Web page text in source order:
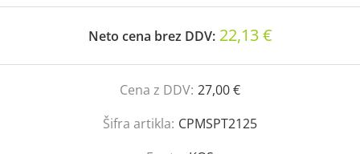
Neto cena brez DDV: 22,13 €
Cena z DDV: 27,00 €
Šifra artikla: CPMSPT2125